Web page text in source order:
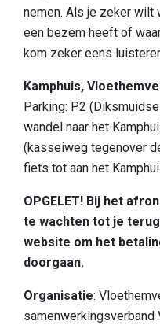
Bezienswaardigheden
Ons gebied
Wetenschappelijk
nemen. Als je zeker wilt
een bezem heeft of
kom zeker eens
Kamphuis,
Parking: P2
wandel naar het
(kasseiweg tegenover
fiets tot aan het
OPGELET! Bij het
te wachten tot je
website om het
doorgaan.
Organisatie: